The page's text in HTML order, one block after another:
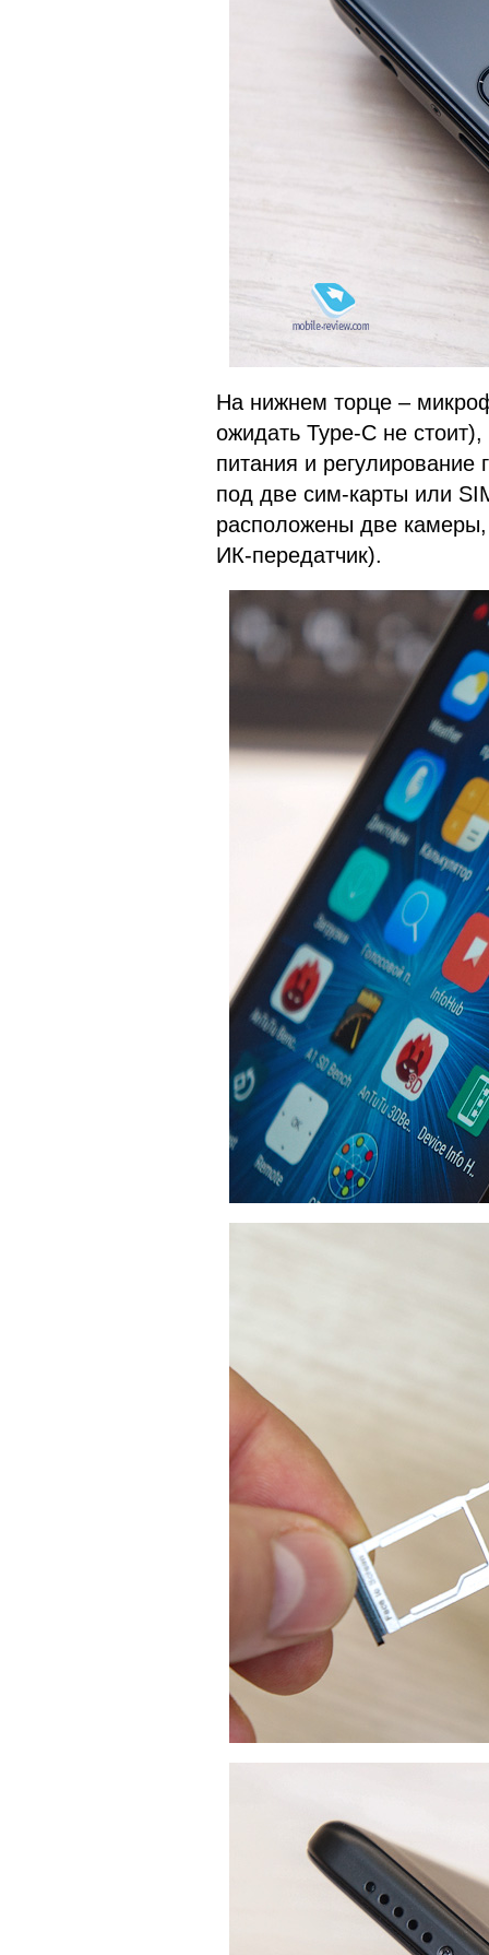
На нижнем торце –
ожидать Type-C не
питания и
под две сим-карты или
расположены две
ИК-передатчик).